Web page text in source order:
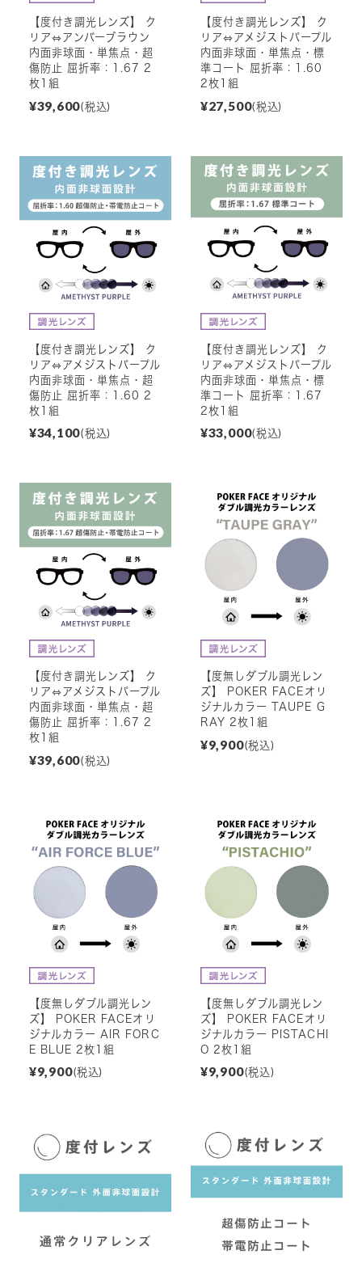
【度付き調光レンズ】 ク
リア⇔アンバーブラウン
内面非球面・単焦点・超
傷防止 屈折率：1.67 2
枚1組
¥39,600(税込)
【度付き調光レンズ】 ク
リア⇔アメジストパープル
内面非球面・単焦点・標
準コート 屈折率：1.60
2枚1組
¥27,500(税込)
【度付き調光レンズ】 ク
リア⇔アメジストパープル
内面非球面・単焦点・超
傷防止 屈折率：1.60 2
枚1組
¥34,100(税込)
【度付き調光レンズ】 ク
リア⇔アメジストパープル
内面非球面・単焦点・標
準コート 屈折率：1.67
2枚1組
¥33,000(税込)
【度付き調光レンズ】 ク
リア⇔アメジストパープル
内面非球面・単焦点・超
傷防止 屈折率：1.67 2
枚1組
¥39,600(税込)
【度無しダブル調光レン
ズ】 POKER FACEオリ
ジナルカラー TAUPE G
RAY 2枚1組
¥9,900(税込)
【度無しダブル調光レン
ズ】 POKER FACEオリ
ジナルカラー AIR FORC
E BLUE 2枚1組
¥9,900(税込)
【度無しダブル調光レン
ズ】 POKER FACEオリ
ジナルカラー PISTACHI
O 2枚1組
¥9,900(税込)